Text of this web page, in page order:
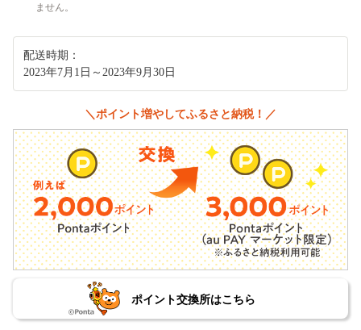
ません。
配送時期：
2023年7月1日～2023年9月30日
＼ポイント増やしてふるさと納税！／
ポイント交換所はこちら